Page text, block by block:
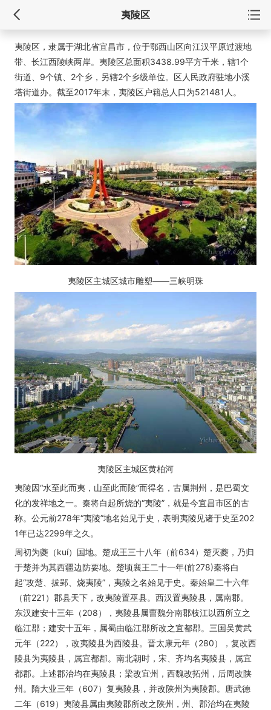
夷陵区
夷陵区，隶属于湖北省宜昌市，位于鄂西山区向江汉平原过渡地
带、长江西陵峡两岸。夷陵区总面积3438.99平方千米，辖1个
街道、9个镇、2个乡，另辖2个乡级单位。区人民政府驻地小溪
塔街道办。截至2017年末，夷陵区户籍总人口为521481人。
夷陵区主城区城市雕塑——三峡明珠
夷陵区主城区黄柏河
夷陵因“水至此而夷，山至此而陵”而得名，古属荆州，是巴蜀文
化的发祥地之一。秦将白起所烧的“夷陵”，就是今宜昌市区的古
称。公元前278年“夷陵”地名始见于史，表明夷陵见诸于史至202
1年已达2299年之久。
周初为夔（kuí）国地。楚成王三十八年（前634）楚灭夔，乃归
于楚并为其西疆边防要地。楚顷襄王二十一年(前278)秦将白
起“攻楚、拔郢、烧夷陵”，夷陵之名始见于史。秦始皇二十六年
（前221）郡县天下，改夷陵置巫县。西汉置夷陵县，属南郡。
东汉建安十三年（208），夷陵县属曹魏分南郡枝江以西所立之
临江郡；建安十五年，属蜀由临江郡所改之宜都郡。三国吴黄武
元年（222），改夷陵县为西陵县。晋太康元年（280），复改西
陵县为夷陵县，属宜都郡。南北朝时，宋、齐均名夷陵县，属宜
都郡。上述郡治均在夷陵县；梁改宜州，西魏改拓州，后周改陕
州。隋大业三年（607）复夷陵县，并改陕州为夷陵郡。唐武德
二年（619）夷陵县属由夷陵郡所改之陕州，州、郡治均在夷陵